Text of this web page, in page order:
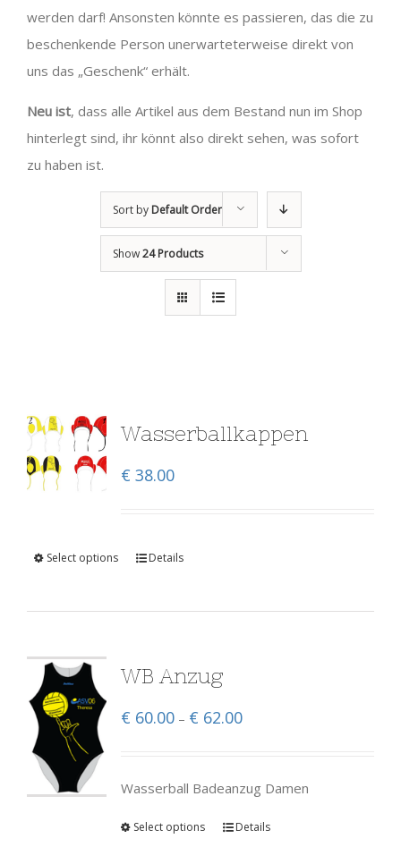
werden darf! Ansonsten könnte es passieren, das die zu
beschenkende Person unerwarteterweise direkt von
uns das „Geschenk“ erhält.
Neu ist, dass alle Artikel aus dem Bestand nun im Shop
hinterlegt sind, ihr könnt also direkt sehen, was sofort
zu haben ist.
Sort by Default Order
Show24 Products
Wasserballkappen
€ 38.00
Select options Details
WB Anzug
€ 60.00– € 62.00
Wasserball Badeanzug Damen
Select options Details